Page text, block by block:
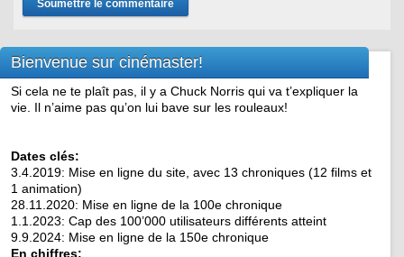
Bienvenue sur cinémaster!
Si cela ne te plaît pas, il y a Chuck Norris qui va t’expliquer la
vie. Il n’aime pas qu’on lui bave sur les rouleaux!
Dates clés:
3.4.2019: Mise en ligne du site, avec 13 chroniques (12 films et
1 animation)
28.11.2020: Mise en ligne de la 100e chronique
1.1.2023: Cap des 100’000 utilisateurs différents atteint
9.9.2024: Mise en ligne de la 150e chronique
En chiffres: